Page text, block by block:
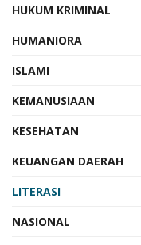
HUKUM KRIMINAL
HUMANIORA
ISLAMI
KEMANUSIAAN
KESEHATAN
KEUANGAN DAERAH
LITERASI
NASIONAL